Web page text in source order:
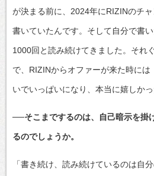
が決まる前に、2024年にRIZINのチ
書いていたんです。そして自分で書
1000回と読み続けてきました。それ
で、RIZINからオファーが来た時に
いでいっぱいになり、本当に嬉しかっ
──そこまでするのは、自己暗示を掛
るのでしょうか。
「書き続け、読み続けているのは自